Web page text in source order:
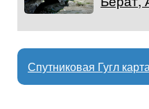
Спутниковая Гугл